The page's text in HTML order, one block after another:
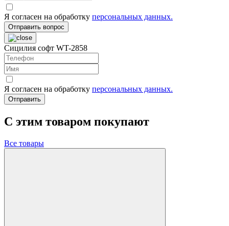
Я согласен на обработку персональных данных.
Отправить вопрос
Сицилия софт WT-2858
Я согласен на обработку персональных данных.
Отправить
C этим товаром покупают
Все товары